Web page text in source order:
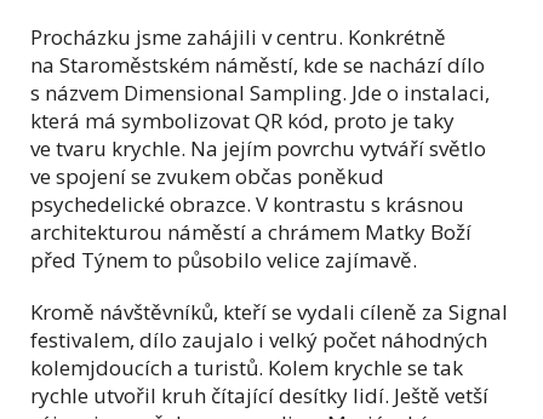
Procházku jsme zahájili v centru. Konkrétně
na Staroměstském náměstí, kde se nachází dílo
s názvem Dimensional Sampling. Jde o instalaci,
která má symbolizovat QR kód, proto je taky
ve tvaru krychle. Na jejím povrchu vytváří světlo
ve spojení se zvukem občas poněkud
psychedelické obrazce. V kontrastu s krásnou
architekturou náměstí a chrámem Matky Boží
před Týnem to působilo velice zajímavě.
Kromě návštěvníků, kteří se vydali cíleně za Signal
festivalem, dílo zaujalo i velký počet náhodných
kolemjdoucích a turistů. Kolem krychle se tak
rychle utvořil kruh čítající desítky lidí. Ještě vetší